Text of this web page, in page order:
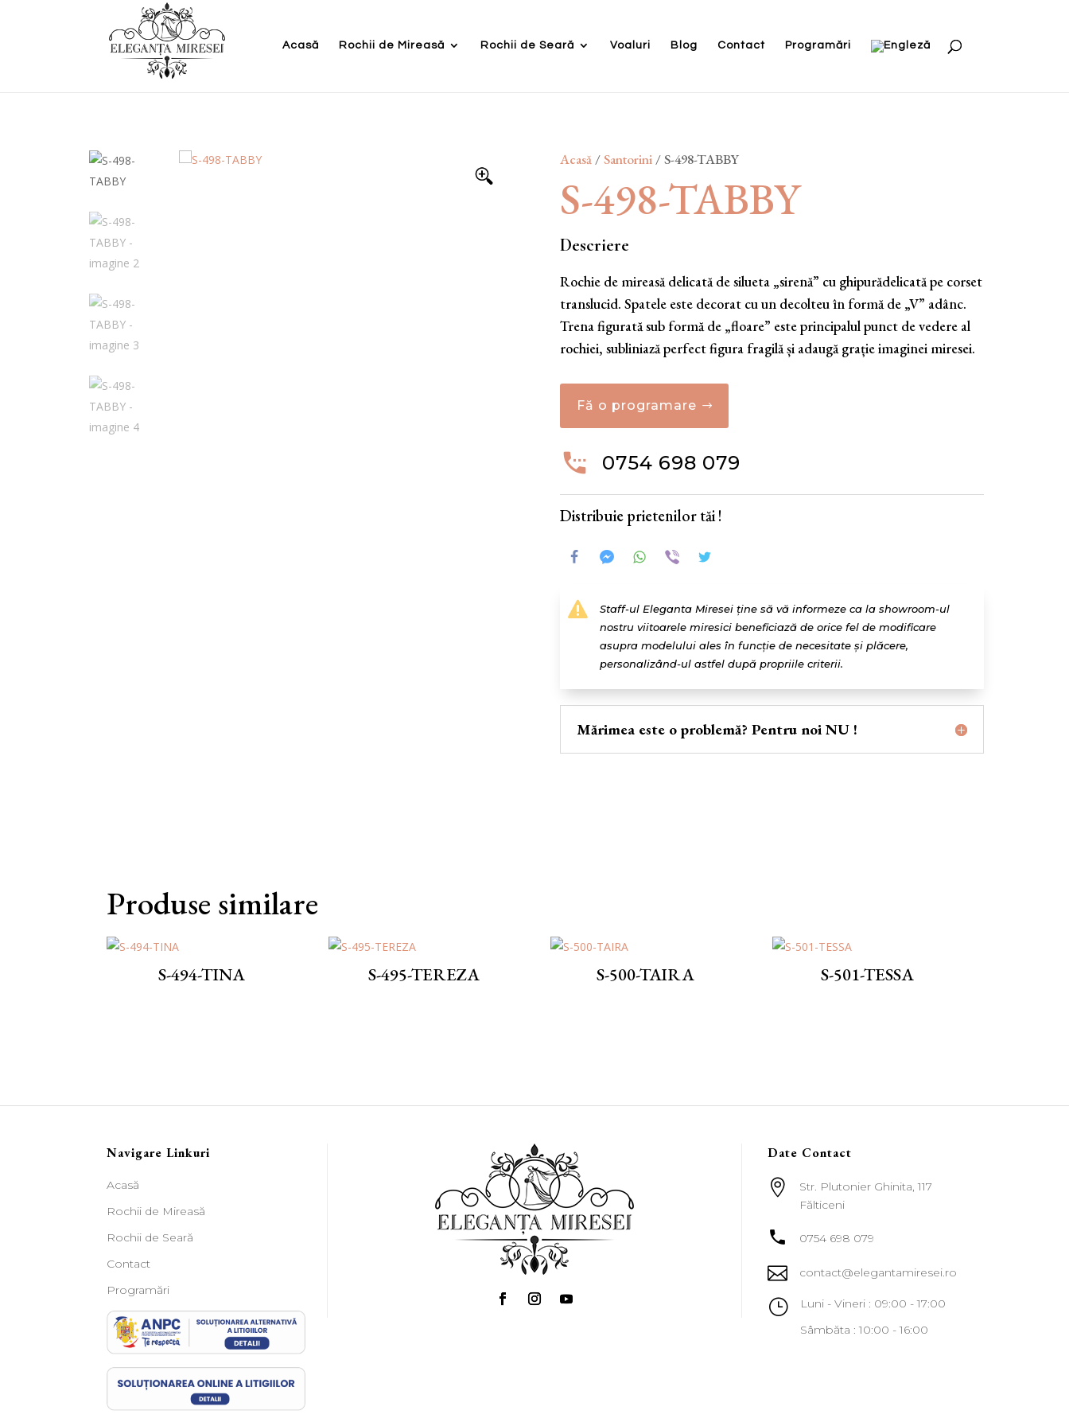
Acasă Rochii de Mireasă Rochii de Seară Voaluri Blog Contact Programări
Acasă /Santorini / S-498-TABBY
S-498-TABBY
Descriere
Rochie de mireasă delicată de silueta „sirenă” cu ghipurădelicată pe corset
translucid. Spatele este decorat cu un decolteu în formă de „V” adânc.
Trena figurată sub formă de „floare” este principalul punct de vedere al
rochiei, subliniază perfect figura fragilă și adaugă grație imaginei miresei.
Fă o programare
 0754 698 079
Distribuie prietenilor tăi !

Staff-ul Eleganta Miresei ține să vă informeze ca la showroom-ul
nostru viitoarele miresici beneficiază de orice fel de modificare
asupra modelului ales în funcție de necesitate și plăcere,
personalizând-ul astfel după propriile criterii.
Mărimea este o problemă? Pentru noi NU !
Produse similare
S-494-TINA S-495-TEREZA S-500-TAIRA S-501-TESSA
Navigare Linkuri
Acasă
Rochii de Mireasă
Rochii de Seară
Contact
Programări
Date Contact

Str. Plutonier Ghinita, 117
Fălticeni
 0754 698 079
 contact@elegantamiresei.ro
}
Luni - Vineri : 09:00 - 17:00
Sâmbăta : 10:00 - 16:00